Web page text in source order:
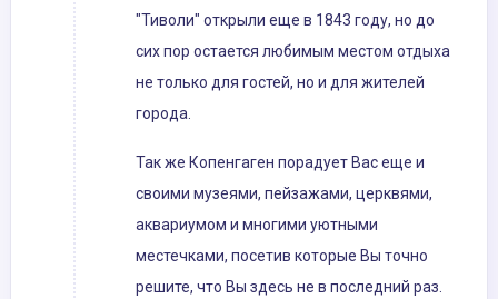
"Тиволи" открыли еще в 1843 году, но до
сих пор остается любимым местом отдыха
не только для гостей, но и для жителей
города.
Так же Копенгаген порадует Вас еще и
своими музеями, пейзажами, церквями,
аквариумом и многими уютными
местечками, посетив которые Вы точно
решите, что Вы здесь не в последний раз.